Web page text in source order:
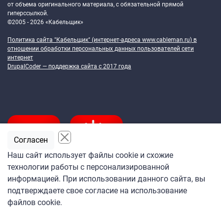
от объема оригинального материала, с обязательной прямой
гиперссылкой.
©2005 - 2026 «Кабельщик»
Политика сайта "Кабельщик" (интернет-адреса www.cableman.ru) в
отношении обработки персональных данных пользователей сети
интернет
DrupalCoder — поддержка сайта c 2017 года
Подпишитесь
на ежедневную рассылку
«Кабельщика»
Наш сайт использует файлы cookie и схожие
технологии работы с персонализированной
информацией. При использовании данного сайта, вы
подтверждаете свое согласие на использование
файлов cookie.
Согласен